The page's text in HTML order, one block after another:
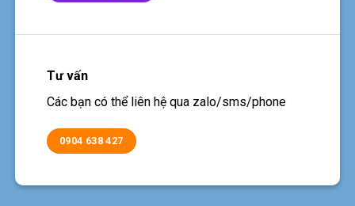
Tư vấn
Các bạn có thể liên hệ qua zalo/sms/phone
0904 638 427